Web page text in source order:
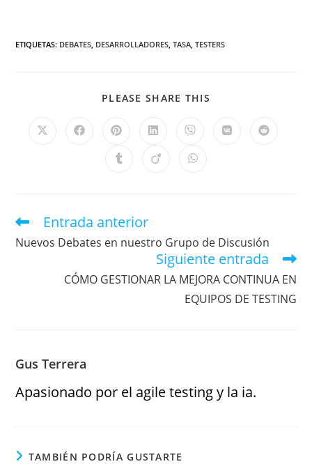
ETIQUETAS: DEBATES, DESARROLLADORES, TASA, TESTERS
PLEASE SHARE THIS
Entrada anterior
Nuevos Debates en nuestro Grupo de Discusión
Siguiente entrada
CÓMO GESTIONAR LA MEJORA CONTINUA EN
EQUIPOS DE TESTING
Gus Terrera
Apasionado por el agile testing y la ia.
TAMBIÉN PODRÍA GUSTARTE